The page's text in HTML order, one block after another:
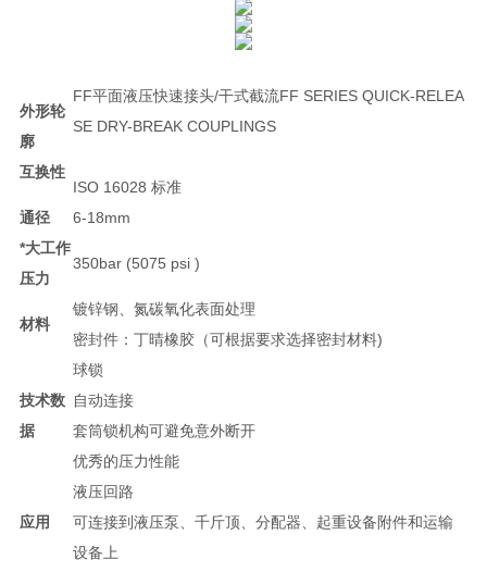
外形轮
廓
互换性
FF平面液压快速接头/干式截流FF SERIES QUICK-RELEA
SE DRY-BREAK COUPLINGS
ISO 16028 标准
通径
6-18mm
*大工作
压力
350bar (5075 psi )
材料
镀锌钢、氮碳氧化表面处理
密封件：丁晴橡胶（可根据要求选择密封材料)
技术数
据
球锁
自动连接
套筒锁机构可避免意外断开
优秀的压力性能
应用
液压回路
可连接到液压泵、千斤顶、分配器、起重设备附件和运输
设备上